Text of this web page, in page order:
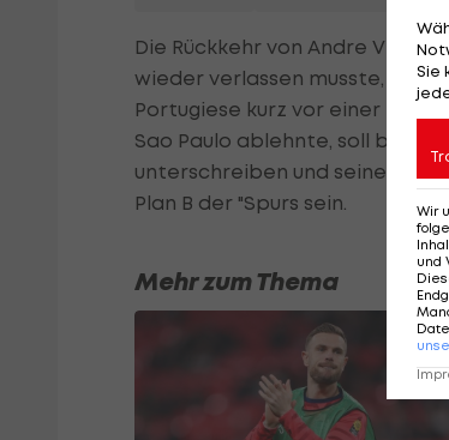
Die Rückkehr von Andre Villas-
wieder verlassen musste,
Portugiese kurz vor einer
Sao Paulo ablehnte, soll bei
unterschreiben und seine
Plan B der "Spurs sein.
Mehr zum Thema
Sie
Wir
und